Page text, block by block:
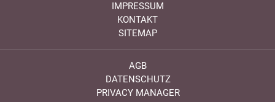
IMPRESSUM
KONTAKT
SITEMAP
AGB
DATENSCHUTZ
PRIVACY MANAGER